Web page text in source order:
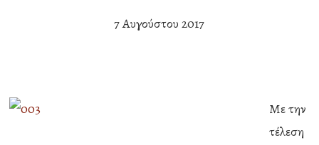
7 Αυγούστου 2017
Με την
τέλεση